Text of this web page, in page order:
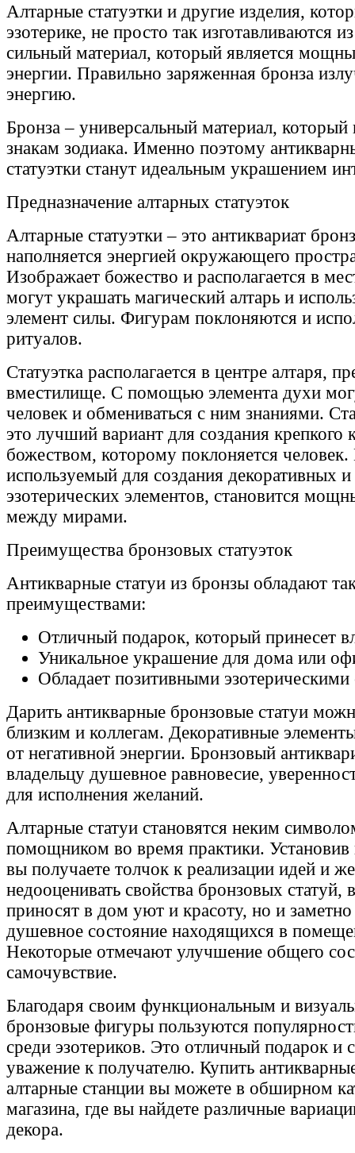
Алтарные статуэтки и другие изделия,
эзотерике, не просто так изготавливаются
сильный материал, который является
энергии. Правильно заряженная бронза
энергию.
Бронза – универсальный материал, который
знакам зодиака. Именно поэтому
статуэтки станут идеальным украшением
Предназначение алтарных статуэток
Алтарные статуэтки – это антиквариат
наполняется энергией окружающего
Изображает божество и располагается в
могут украшать магический алтарь и
элемент силы. Фигурам поклоняются и
ритуалов.
Статуэтка располагается в центре алтаря,
вместилище. С помощью элемента духи
человек и обмениваться с ним знаниями.
это лучший вариант для создания крепкого
божеством, которому поклоняется
используемый для создания декоративных
эзотерических элементов, становится
между мирами.
Преимущества бронзовых статуэток
Антикварные статуи из бронзы обладают
преимуществами:
Отличный подарок, который принесет
Уникальное украшение для дома или
Обладает позитивными эзотерическими
Дарить антикварные бронзовые статуи
близким и коллегам. Декоративные
от негативной энергии. Бронзовый
владельцу душевное равновесие,
для исполнения желаний.
Алтарные статуи становятся неким
помощником во время практики. Установив
вы получаете толчок к реализации идей и
недооценивать свойства бронзовых статуй,
приносят в дом уют и красоту, но и
душевное состояние находящихся в
Некоторые отмечают улучшение общего
самочувствие.
Благодаря своим функциональным и
бронзовые фигуры пользуются
среди эзотериков. Это отличный подарок и
уважение к получателю. Купить
алтарные станции вы можете в обширном
магазина, где вы найдете различные
декора.